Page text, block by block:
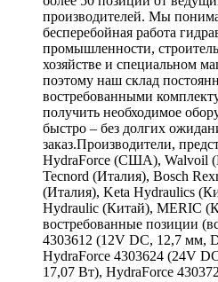
производителей. Мы
бесперебойная работа
промышленности,
хозяйстве и специальном
поэтому наш склад
востребованными
получить необходимое
быстро – без долгих
заказ.Производители,
HydraForce (США), Walvoil
Tecnord (Италия), Bosch
(Италия), Keta Hydraulics
Hydraulic (Китай), MERIC
востребованные позиции
4303612 (12V DC, 12,7 мм,
HydraForce 4303624 (24V
17,07 Вт), HydraForce